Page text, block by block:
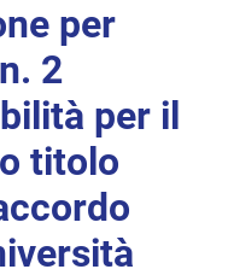
per
2
per il
titolo